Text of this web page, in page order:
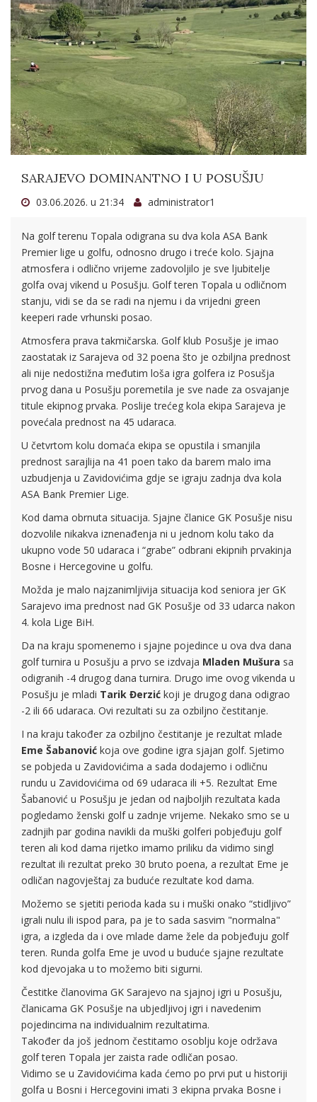
SARAJEVO DOMINANTNO I U POSUŠJU
03.06.2026. u 21:34 administrator1
Na golf terenu Topala odigrana su dva kola ASA Bank
Premier lige u golfu, odnosno drugo i treće kolo. Sjajna
atmosfera i odlično vrijeme zadovoljilo je sve ljubitelje
golfa ovaj vikend u Posušju. Golf teren Topala u odličnom
stanju, vidi se da se radi na njemu i da vrijedni green
keeperi rade vrhunski posao.
Atmosfera prava takmičarska. Golf klub Posušje je imao
zaostatak iz Sarajeva od 32 poena što je ozbiljna prednost
ali nije nedostižna međutim loša igra golfera iz Posušja
prvog dana u Posušju poremetila je sve nade za osvajanje
titule ekipnog prvaka. Poslije trećeg kola ekipa Sarajeva je
povećala prednost na 45 udaraca.
U četvrtom kolu domaća ekipa se opustila i smanjila
prednost sarajlija na 41 poen tako da barem malo ima
uzbudjenja u Zavidovićima gdje se igraju zadnja dva kola
ASA Bank Premier Lige.
Kod dama obrnuta situacija. Sjajne članice GK Posušje nisu
dozvolile nikakva iznenađenja ni u jednom kolu tako da
ukupno vode 50 udaraca i “grabe” odbrani ekipnih prvakinja
Bosne i Hercegovine u golfu.
Možda je malo najzanimljivija situacija kod seniora jer GK
Sarajevo ima prednost nad GK Posušje od 33 udarca nakon
4. kola Lige BiH.
Da na kraju spomenemo i sjajne pojedince u ova dva dana
golf turnira u Posušju a prvo se izdvaja Mladen Mušura sa
odigranih -4 drugog dana turnira. Drugo ime ovog vikenda u
Posušju je mladi Tarik Đerzić koji je drugog dana odigrao
-2 ili 66 udaraca. Ovi rezultati su za ozbiljno čestitanje.
I na kraju također za ozbiljno čestitanje je rezultat mlade
Eme Šabanović koja ove godine igra sjajan golf. Sjetimo
se pobjeda u Zavidovićima a sada dodajemo i odličnu
rundu u Zavidovićima od 69 udaraca ili +5. Rezultat Eme
Šabanović u Posušju je jedan od najboljih rezultata kada
pogledamo ženski golf u zadnje vrijeme. Nekako smo se u
zadnjih par godina navikli da muški golferi pobjeđuju golf
teren ali kod dama rijetko imamo priliku da vidimo singl
rezultat ili rezultat preko 30 bruto poena, a rezultat Eme je
odličan nagovještaj za buduće rezultate kod dama.
Možemo se sjetiti perioda kada su i muški onako “stidljivo”
igrali nulu ili ispod para, pa je to sada sasvim "normalna"
igra, a izgleda da i ove mlade dame žele da pobjeđuju golf
teren. Runda golfa Eme je uvod u buduće sjajne rezultate
kod djevojaka u to možemo biti sigurni.
Čestitke članovima GK Sarajevo na sjajnoj igri u Posušju,
članicama GK Posušje na ubjedljivoj igri i navedenim
pojedincima na individualnim rezultatima.
Također da još jednom čestitamo osoblju koje održava
golf teren Topala jer zaista rade odličan posao.
Vidimo se u Zavidovićima kada ćemo po prvi put u historiji
golfa u Bosni i Hercegovini imati 3 ekipna prvaka Bosne i